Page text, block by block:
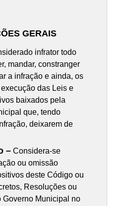
GERAIS
infrator todo
mandar, constranger
a infração e ainda, os
das Leis e
baixados pela
que, tendo
deixarem de
– Considera-se
ou omissão
deste Código ou
Resoluções ou
Governo Municipal no